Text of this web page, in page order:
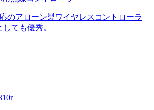
のアローン製ワイヤレスコントローラ
ても優秀。